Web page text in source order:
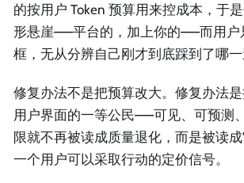
的按用户 Token 预算用来控成本，于
形悬崖——平台的，加上你的——而用户
框，无从分辨自己刚才到底踩到了哪一
修复办法不是把预算改大。修复办法
用户界面的一等公民——可见、可预测
限就不再被读成质量退化，而是被读成
一个用户可以采取行动的定价信号。